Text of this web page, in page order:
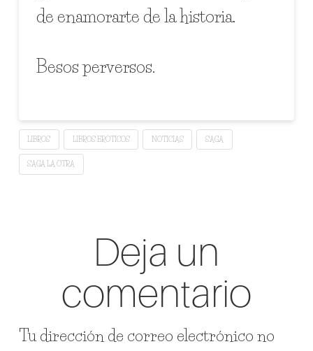
de enamorarte de la historia.
Besos perversos.
LIBROS LIBROS ERÓTICOS NOTICIAS SAGA
SAGA LA OTRA
Deja un
comentario
Tu dirección de correo electrónico no